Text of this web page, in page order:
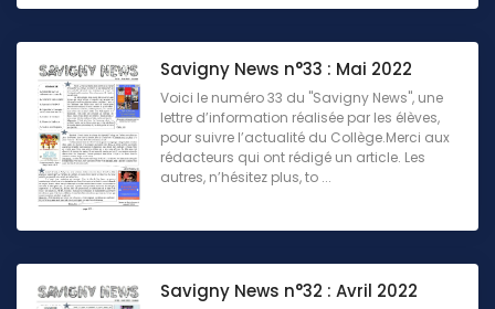
Savigny News n°33 : Mai 2022
Voici le numéro 33 du "Savigny News", une
lettre d’information réalisée par les élèves,
pour suivre l’actualité du Collège.Merci aux
rédacteurs qui ont rédigé un article. Les
autres, n’hésitez plus, to ...
Savigny News n°32 : Avril 2022